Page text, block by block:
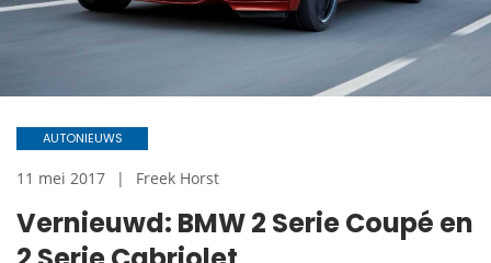
Vernieuwd: BMW 2 Serie Coupé en
AUTONIEUWS
11 mei 2017 Freek Horst